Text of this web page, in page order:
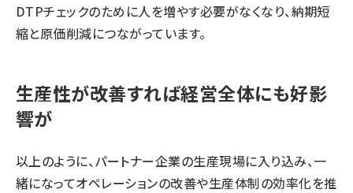
DTPチェックのために人を増やす必要がなくなり、納期短
縮と原価削減につながっています。
生産性が改善すれば経営全体にも好影
響が
以上のように、パートナー企業の生産現場に入り込み、一
緒になってオペレーションの改善や生産体制の効率化を推